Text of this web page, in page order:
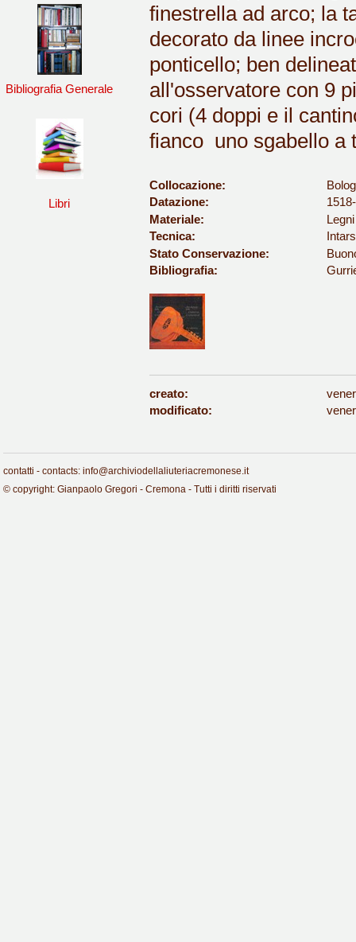
Bibliografia Generale
Libri
finestrella ad arco; la
decorato da linee
ponticello; ben
all'osservatore con 9
cori (4 doppi e il
fianco uno sgabello a
Collocazione:
Datazione:
Materiale:
Tecnica:
Stato Conservazione:
Bibliografia:
creato:
modificato:
contatti - contacts: info@archiviodellaliuteriacremonese.it
© copyright: Gianpaolo Gregori - Cremona - Tutti i diritti riservati